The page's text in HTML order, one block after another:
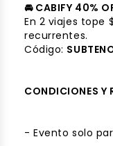
🚘 CABIFY 40%
En 2 viajes tope
recurrentes.
Código:
CONDICIONES Y
- Evento solo